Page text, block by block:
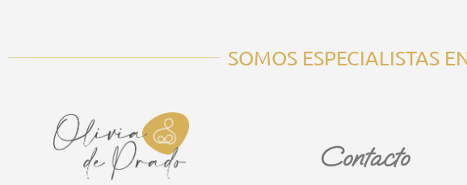
SOMOS ESPECIALISTAS
Contacto